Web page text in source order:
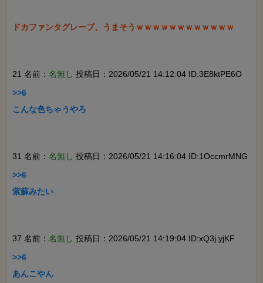
ドカファンタグレープ、うまそうｗｗｗｗｗｗｗｗｗｗｗｗ
21 名前： 名無し 投稿日：2026/05/21 14:12:04 ID:3E8ktPE6O
>>6
こんな色ちゃうやろ
31 名前： 名無し 投稿日：2026/05/21 14:16:04 ID:1OccmrMNG
>>6
紫蘇みたい
37 名前： 名無し 投稿日：2026/05/21 14:19:04 ID:xQ3j.yjKF
>>6
あんこやん